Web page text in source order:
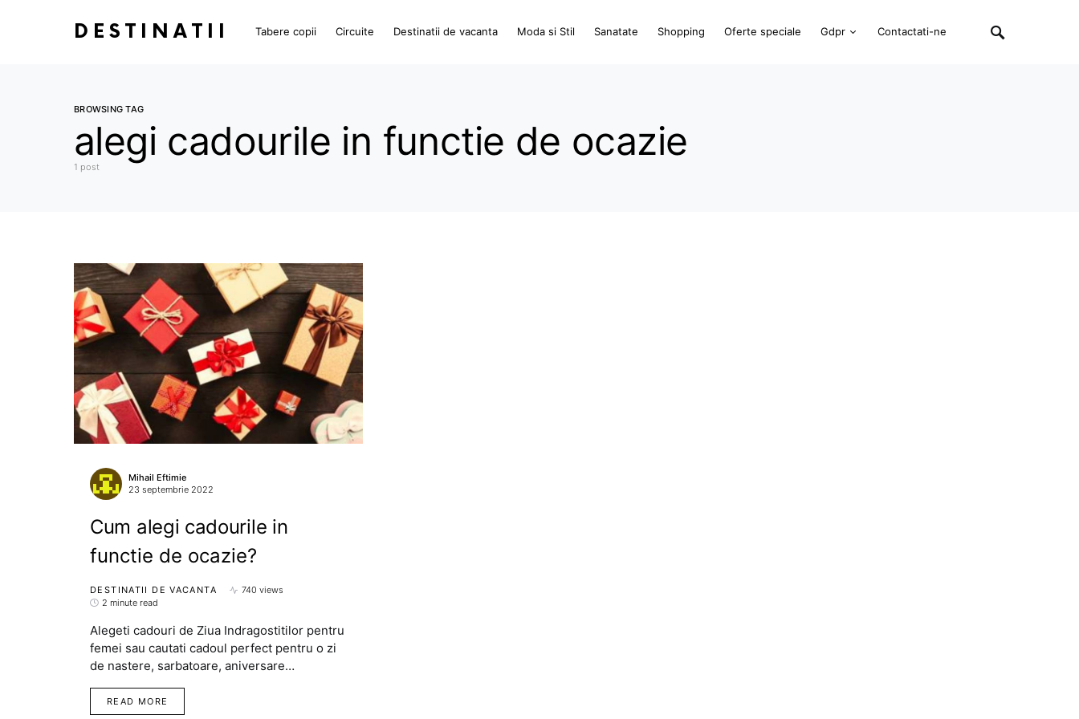
DESTINATII Tabere copii Circuite Destinatii de vacanta Moda si Stil Sanatate Shopping Oferte speciale Gdpr Contactati-ne
BROWSING TAG
alegi cadourile in functie de ocazie
1 post
Mihail Eftimie
23 septembrie 2022
Cum alegi cadourile in
functie de ocazie?
DESTINATII DE VACANTA
740 views
2 minute read
Alegeti cadouri de Ziua Indragostitilor pentru
femei sau cautati cadoul perfect pentru o zi
de nastere, sarbatoare, aniversare…
READ MORE